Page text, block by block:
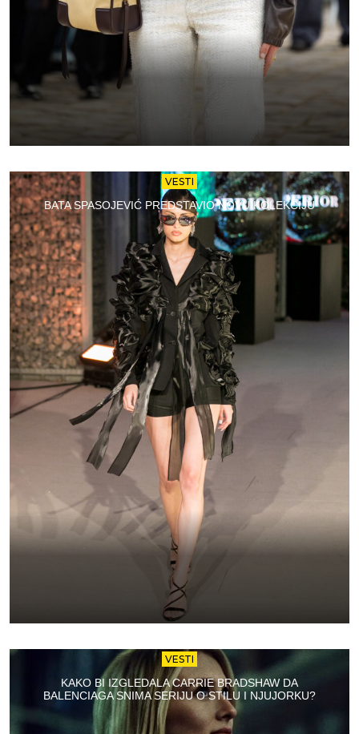
VESTI
BATA SPASOJEVIĆ PREDSTAVIO NOVU KOLEKCIJU
VESTI
KAKO BI IZGLEDALA CARRIE BRADSHAW DA
BALENCIAGA SNIMA SERIJU O STILU I NJUJORKU?